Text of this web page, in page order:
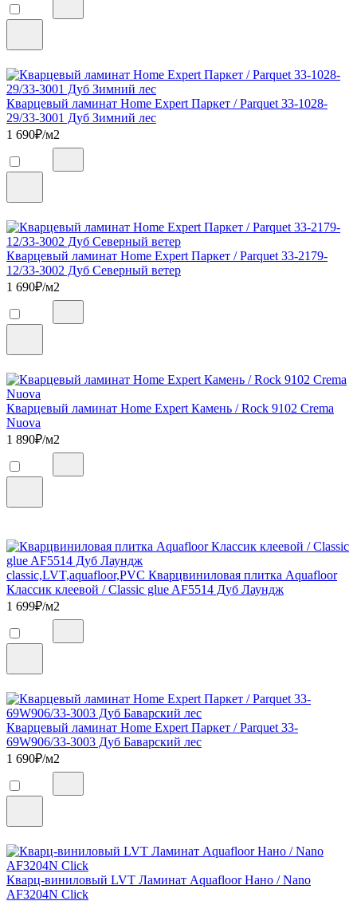
Кварцевый ламинат Home Expert Паркет / Parquet 33-1028-
29/33-3001 Дуб Зимний лес
1 690₽/м2
Кварцевый ламинат Home Expert Паркет / Parquet 33-2179-
12/33-3002 Дуб Северный ветер
1 690₽/м2
Кварцевый ламинат Home Expert Камень / Rock 9102 Crema
Nuova
1 890₽/м2
classic,LVT,aquafloor,PVC Кварцвиниловая плитка Aquafloor
Классик клеевой / Classic glue AF5514 Дуб Лаундж
1 699₽/м2
Кварцевый ламинат Home Expert Паркет / Parquet 33-
69W906/33-3003 Дуб Баварский лес
1 690₽/м2
Кварц-виниловый LVT Ламинат Aquafloor Нано / Nano
AF3204N Click